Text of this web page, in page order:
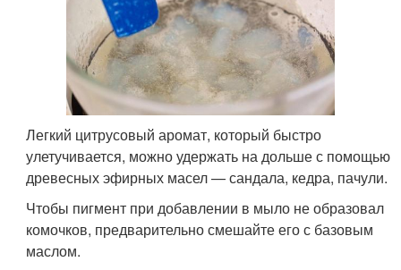
Легкий цитрусовый аромат, который быстро
улетучивается, можно удержать на дольше с помощью
древесных эфирных масел — сандала, кедра, пачули.
Чтобы пигмент при добавлении в мыло не образовал
комочков, предварительно смешайте его с базовым
маслом.